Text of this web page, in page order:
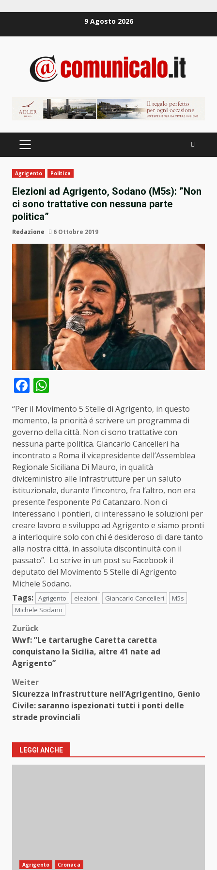
9 Agosto 2026
PRIMÄRES
MENÜ
Agrigento Politica
Elezioni ad Agrigento, Sodano (M5s): ”Non
ci sono trattative con nessuna parte
politica”
Redazione 6 Ottobre 2019
Facebook
“Per il Movimento 5 Stelle di Agrigento, in questo
momento, la priorità é scrivere un programma di
governo della città. Non ci sono trattative con
nessuna parte politica. Giancarlo Cancelleri ha
incontrato a Roma il vicepresidente dell’Assemblea
Regionale Siciliana Di Mauro, in qualità
diviceministro alle Infrastrutture per un saluto
istituzionale, durante l’incontro, fra l’altro, non era
presente l’esponente Pd Catanzaro. Non ci
interessano i pontieri, ci interessano le soluzioni per
creare lavoro e sviluppo ad Agrigento e siamo pronti
a interloquire solo con chi é desideroso di dare tanto
alla nostra città, in assoluta discontinuità con il
passato”. Lo scrive in un post su Facebook il
deputato del Movimento 5 Stelle di Agrigento
Michele Sodano.
Tags: Agrigento elezioni Giancarlo Cancelleri
M5s
Michele Sodano
Beitragsnavigation
Zurück
Wwf: ”Le tartarughe Caretta caretta
conquistano la Sicilia, altre 41 nate ad
Agrigento”
Weiter
Sicurezza infrastrutture nell’Agrigentino, Genio
Civile: saranno ispezionati tutti i ponti delle
strade provinciali
LEGGI ANCHE
Agrigento Cronaca